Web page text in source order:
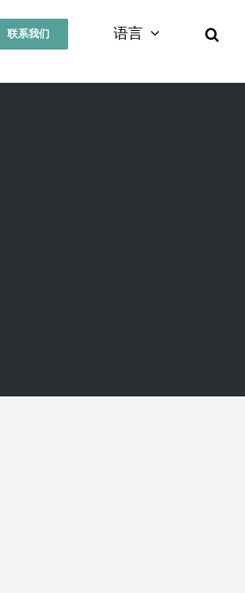
联系我们 语言